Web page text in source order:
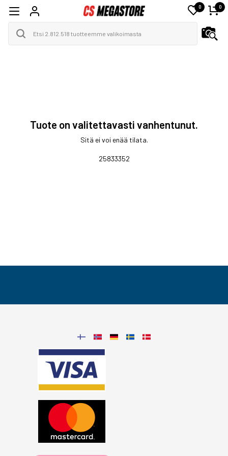
0 0
Tuote on valitettavasti vanhentunut.
Sitä ei voi enää tilata.
25833352